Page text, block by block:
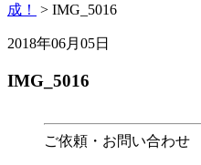
成！
> IMG_5016
2018年06月05日
IMG_5016
ご依頼・お問い合わせ